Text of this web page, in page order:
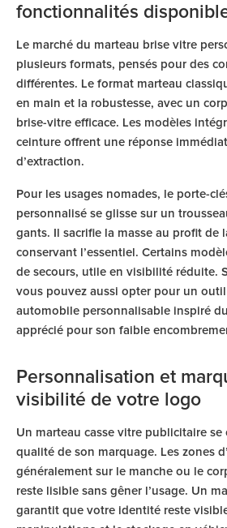
fonctionnalités
Le marché du marteau brise vitre
plusieurs formats, pensés pour des
différentes. Le format marteau
en main et la robustesse, avec un
brise-vitre efficace. Les modèles
ceinture offrent une réponse
d’extraction.
Pour les usages nomades, le porte-
personnalisé se glisse sur un
gants. Il sacrifie la masse au profit de
conservant l’essentiel. Certains
de secours, utile en visibilité réduite.
vous pouvez aussi opter pour un
automobile personnalisable inspiré
apprécié pour son faible
Personnalisation et
visibilité de votre logo
Un marteau casse vitre publicitaire
qualité de son marquage. Les zones
généralement sur le manche ou le
reste lisible sans gêner l’usage. Un
garantit que votre identité reste